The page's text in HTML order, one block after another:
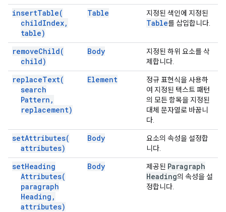
insertTable(
childIndex,
table)
Table 지정된 색인에 지정된
Table를 삽입합니다.
removeChild(
child)
Body
지정된 하위 요소를 삭
제합니다.
replaceText(
search
Pattern ,
replacement)
Element
정규 표현식을 사용하
여 지정된 텍스트 패턴
의 모든 항목을 지정된
대체 문자열로 바꿉니
다.
setAttributes(
attributes)
Body
요소의 속성을 설정합
니다.
setHeading
Attributes(
paragraph
Heading ,
attributes)
Body 제공된 Paragraph
Heading의 속성을 설
정합니다.